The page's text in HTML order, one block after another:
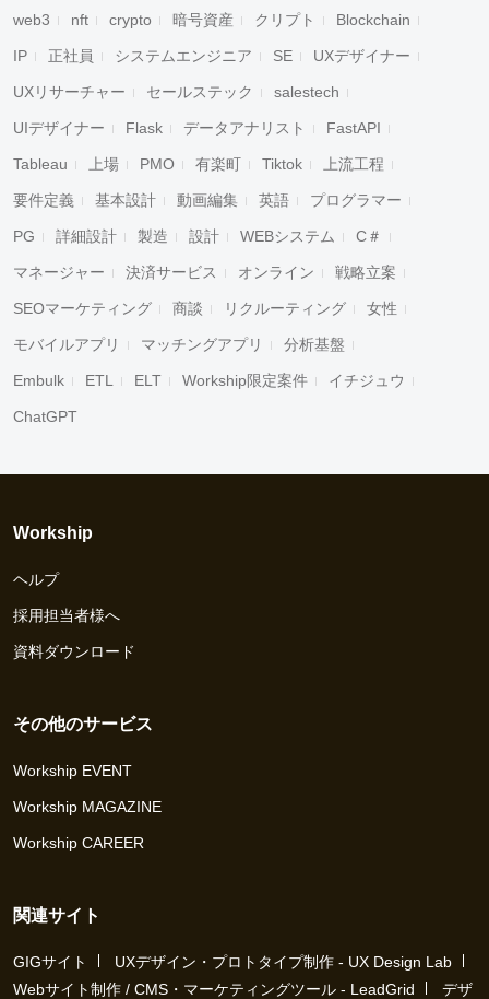
web3 nft crypto 暗号資産 クリプト Blockchain
IP 正社員 システムエンジニア SE UXデザイナー
UXリサーチャー セールステック salestech
UIデザイナー Flask データアナリスト FastAPI
Tableau 上場 PMO 有楽町 Tiktok 上流工程
要件定義 基本設計 動画編集 英語 プログラマー
PG 詳細設計 製造 設計 WEBシステム C＃
マネージャー 決済サービス オンライン 戦略立案
SEOマーケティング 商談 リクルーティング 女性
モバイルアプリ マッチングアプリ 分析基盤
Embulk ETL ELT Workship限定案件 イチジュウ
ChatGPT
Workship
ヘルプ
採用担当者様へ
資料ダウンロード
その他のサービス
Workship EVENT
Workship MAGAZINE
Workship CAREER
関連サイト
GIGサイト
UXデザイン・プロトタイプ制作 - UX Design Lab
Webサイト制作 / CMS・マーケティングツール - LeadGrid
デザ